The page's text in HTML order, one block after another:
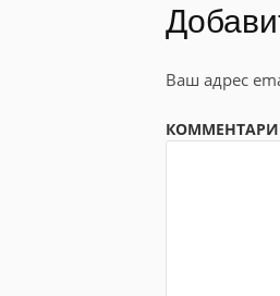
Ваш адрес